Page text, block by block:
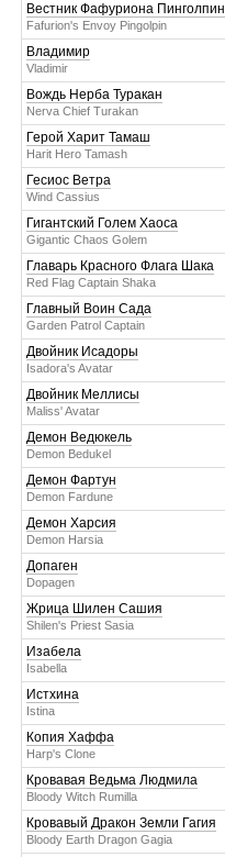
Вестник Фафуриона Пинголпин
Fafurion's Envoy Pingolpin
Владимир
Vladimir
Вождь Нерба Туракан
Nerva Chief Turakan
Герой Харит Тамаш
Harit Hero Tamash
Гесиос Ветра
Wind Cassius
Гигантский Голем Хаоса
Gigantic Chaos Golem
Главарь Красного Флага Шака
Red Flag Captain Shaka
Главный Воин Сада
Garden Patrol Captain
Двойник Исадоры
Isadora's Avatar
Двойник Меллисы
Maliss' Avatar
Демон Ведюкель
Demon Bedukel
Демон Фартун
Demon Fardune
Демон Харсия
Demon Harsia
Допаген
Dopagen
Жрица Шилен Сашия
Shilen's Priest Sasia
Изабела
Isabella
Истхина
Istina
Копия Хаффа
Harp's Clone
Кровавая Ведьма Людмила
Bloody Witch Rumilla
Кровавый Дракон Земли Гагия
Bloody Earth Dragon Gagia